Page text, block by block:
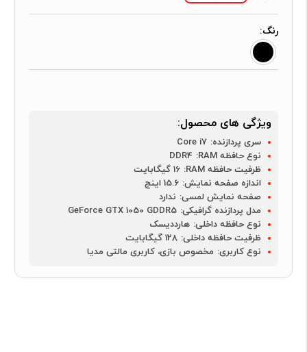
رنگ:
ویژگی های محصول:
سری پردازنده: Core i7
نوع حافظه RAM:
DDR4
ظرفیت حافظه RAM:
16 گیگابایت
اندازه صفحه نمایش: 15.6 اینچ
صفحه نمایش لمسی: ندارد
مدل پردازنده گرافیکی: GeForce GTX 1050 GDDR5
نوع حافظه داخلی: هارددیسک
ظرفیت حافظه داخلی: 128 گیگابایت
نوع کاربری: مخصوص بازی، کاربری مالتی مدیا